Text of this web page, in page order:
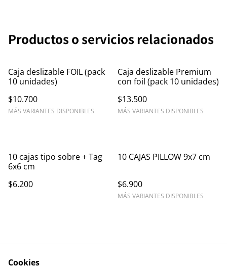
Productos o servicios relacionados
Caja deslizable FOIL (pack
10 unidades)
$10.700
MÁS VARIANTES DISPONIBLES
Caja deslizable Premium
con foil (pack 10 unidades)
$13.500
MÁS VARIANTES DISPONIBLES
10 cajas tipo sobre + Tag
6x6 cm
$6.200
10 CAJAS PILLOW 9x7 cm
$6.900
MÁS VARIANTES DISPONIBLES
Cookies